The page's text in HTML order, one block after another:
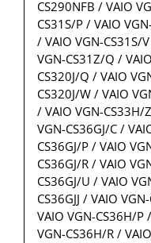
CS290NFB / VAIO
CS31S/P / VAIO
/ VAIO VGN-CS31S/
VGN-CS31Z/Q /
CS320J/Q / VAIO
CS320J/W / VAIO
/ VAIO VGN-CS33H/
VGN-CS36GJ/C /
CS36GJ/P / VAIO
CS36GJ/R / VAIO
CS36GJ/U / VAIO
CS36GJJ / VAIO
VAIO VGN-CS36H/P
VGN-CS36H/R /